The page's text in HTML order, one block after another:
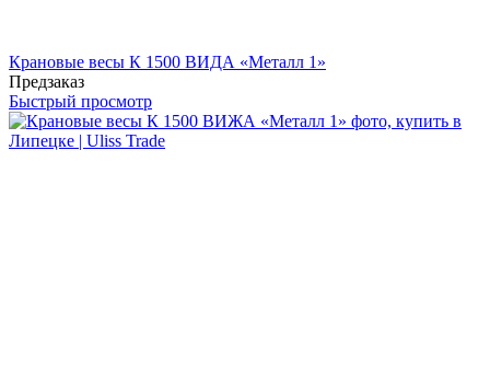
Крановые весы К 1500 ВИДА «Металл 1»
Предзаказ
Быстрый просмотр